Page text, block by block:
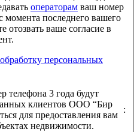
операторам
момента последнего вашего
Вы можете отозвать ваше согласие в
3 года будут
для предоставления вам
информации об объектах недвижимости.
: